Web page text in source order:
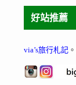
好站推薦
via’s旅行札記 。